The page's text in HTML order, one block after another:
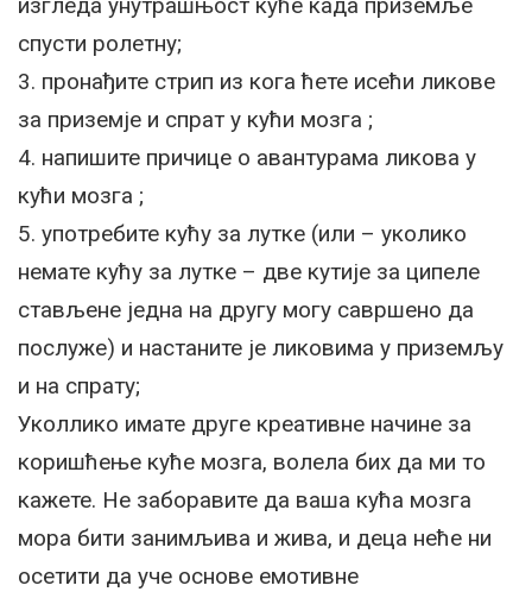
спусти ролетну;
3. пронађите стрип из кога ћете исећи ликове
за приземје и спрат у кући мозга ;
4. напишите причице о авантурама ликова у
кући мозга ;
5. употребите кућу за лутке (или – уколико
немате кућу за лутке – две кутије за ципеле
стављене једна на другу могу савршено да
послуже) и настаните је ликовима у приземљу
и на спрату;
Уколлико имате друге креативне начине за
коришћење куће мозга, волела бих да ми то
кажете. Не заборавите да ваша кућа мозга
мора бити занимљива и жива, и деца неће ни
осетити да уче основе емотивне